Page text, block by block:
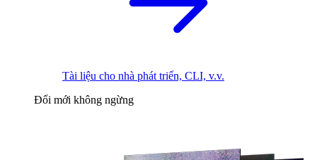
Tài liệu cho nhà phát triển, CLI, v.v.
Đổi mới không ngừng